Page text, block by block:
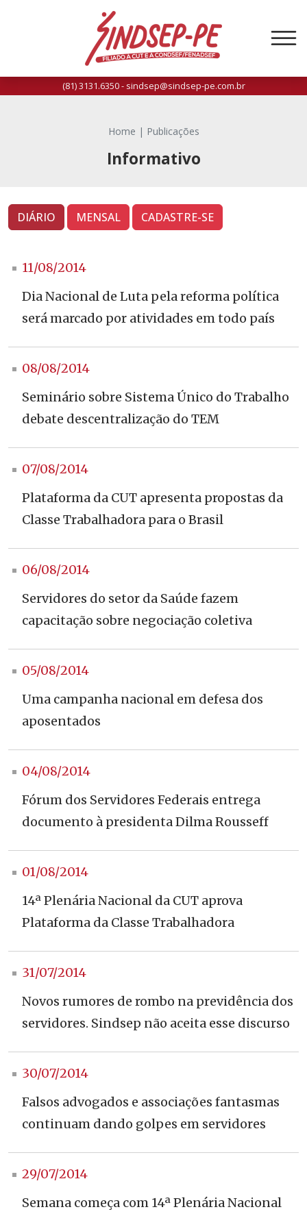
(81) 3131.6350 - sindsep@sindsep-pe.com.br
Home | Publicações
Informativo
DIÁRIO MENSAL CADASTRE-SE
11/08/2014
Dia Nacional de Luta pela reforma política
será marcado por atividades em todo país
08/08/2014
Seminário sobre Sistema Único do Trabalho
debate descentralização do TEM
07/08/2014
Plataforma da CUT apresenta propostas da
Classe Trabalhadora para o Brasil
06/08/2014
Servidores do setor da Saúde fazem
capacitação sobre negociação coletiva
05/08/2014
Uma campanha nacional em defesa dos
aposentados
04/08/2014
Fórum dos Servidores Federais entrega
documento à presidenta Dilma Rousseff
01/08/2014
14ª Plenária Nacional da CUT aprova
Plataforma da Classe Trabalhadora
31/07/2014
Novos rumores de rombo na previdência dos
servidores. Sindsep não aceita esse discurso
30/07/2014
Falsos advogados e associações fantasmas
continuam dando golpes em servidores
29/07/2014
Semana começa com 14ª Plenária Nacional